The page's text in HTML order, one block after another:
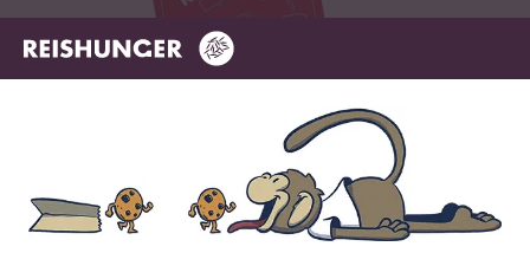
Digitales Rezeptbuch per E-Mail
✔️ 25 leckere Rezepte aus unseren bunten Kochwelten
✔️ Von Sushi über Curry bis hin zu Desserts